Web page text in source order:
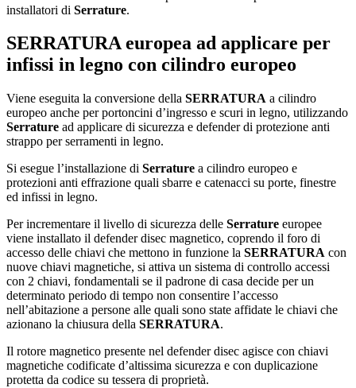
installatori di Serrature.
SERRATURAeuropea ad applicare per
infissi in legno con cilindro europeo
Viene eseguita la conversione della SERRATURA a cilindro
europeo anche per portoncini d’ingresso e scuri in legno, utilizzando
Serrature ad applicare di sicurezza e defender di protezione anti
strappo per serramenti in legno.
Si esegue l’installazione di Serrature a cilindro europeo e
protezioni anti effrazione quali sbarre e catenacci su porte, finestre
ed infissi in legno.
Per incrementare il livello di sicurezza delle Serrature europee
viene installato il defender disec magnetico, coprendo il foro di
accesso delle chiavi che mettono in funzione la SERRATURA con
nuove chiavi magnetiche, si attiva un sistema di controllo accessi
con 2 chiavi, fondamentali se il padrone di casa decide per un
determinato periodo di tempo non consentire l’accesso
nell’abitazione a persone alle quali sono state affidate le chiavi che
azionano la chiusura della SERRATURA.
Il rotore magnetico presente nel defender disec agisce con chiavi
magnetiche codificate d’altissima sicurezza e con duplicazione
protetta da codice su tessera di proprietà.